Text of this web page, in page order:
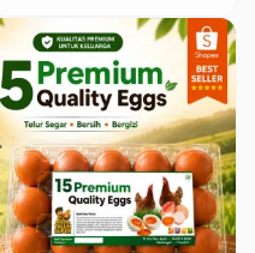
Cashzine!